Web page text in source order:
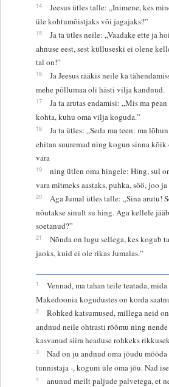
14
Jeesus ütles talle: „Inimene, kes
üle kohtumõistjaks või jagajaks?”
15
Ja ta ütles neile: „Vaadake ette ja
ahnuse eest, sest külluseski ei olene
tal on!”
16
Ja Jeesus rääkis neile ka
mehe põllumaa oli hästi vilja kandnud.
17
Ja ta arutas endamisi: „Mis ma
kohta, kuhu oma vilja koguda.”
18
Ja ta ütles: „Seda ma teen: ma
ehitan suuremad ning kogun sinna
vara
19
ning ütlen oma hingele: Hing, sul
vara mitmeks aastaks, puhka, söö, joo
20
Aga Jumal ütles talle: „Sina arutu!
nõutakse sinult su hing. Aga kellele
soetanud?”
21
Nõnda on lugu sellega, kes kogub
jaoks, kuid ei ole rikas Jumalas.”
1
Vennad, ma tahan teile teatada, mida
Makedoonia kogudustes on korda
2
Rohked katsumused, millega neid
andnud neile ohtrasti rõõmu ning
kasvanud siira headuse rohkeks
3
Nad on ju andnud oma jõudu
tunnistaja -, koguni üle oma jõu. Nad
4
anunud meilt paljude palvetega, et